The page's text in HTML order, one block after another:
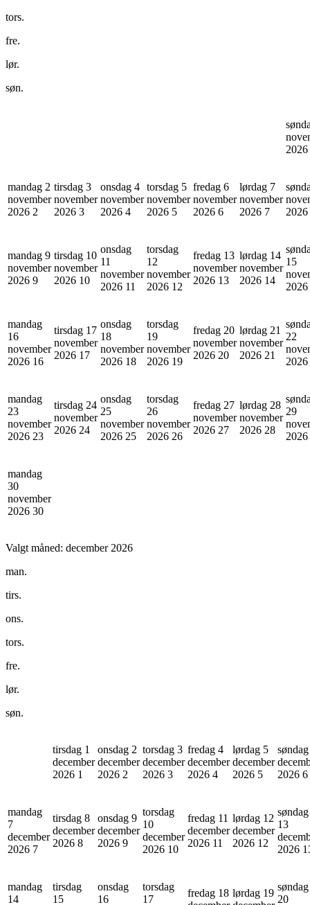
tors.
fre.
lør.
søn.
2026
mandag 2
november
2026 2
tirsdag 3
november
2026 3
onsdag 4
november
2026 4
torsdag 5
november
2026 5
fredag 6
november
2026 6
lørdag 7
november
2026 7
2026
mandag 9
november
2026 9
tirsdag 10
november
2026 10
onsdag
11
november
2026 11
torsdag
12
november
2026 12
fredag 13
november
2026 13
lørdag 14
november
2026 14
15
2026
mandag
16
november
2026 16
tirsdag 17
november
2026 17
onsdag
18
november
2026 18
torsdag
19
november
2026 19
fredag 20
november
2026 20
lørdag 21
november
2026 21
22
2026
mandag
23
november
2026 23
tirsdag 24
november
2026 24
onsdag
25
november
2026 25
torsdag
26
november
2026 26
fredag 27
november
2026 27
lørdag 28
november
2026 28
29
2026
mandag
30
november
2026 30
Valgt måned: december 2026
man.
tirs.
ons.
tors.
fre.
lør.
søn.
tirsdag 1
december
2026 1
onsdag 2
december
2026 2
torsdag 3
december
2026 3
fredag 4
december
2026 4
lørdag 5
december
2026 5
2026 6
mandag
7
december
2026 7
tirsdag 8
december
2026 8
onsdag 9
december
2026 9
torsdag
10
december
2026 10
fredag 11
december
2026 11
lørdag 12
december
2026 12
søndag
13
2026
mandag
14
tirsdag
15
onsdag
16
torsdag
17
fredag 18 lørdag 19
søndag
20